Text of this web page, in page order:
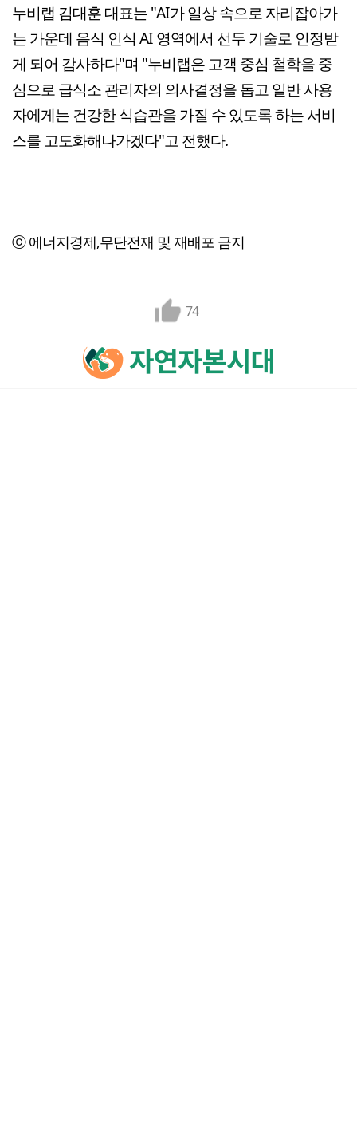
누비랩 김대훈 대표는 "AI가 일상 속으로 자리잡아가
는 가운데 음식 인식 AI 영역에서 선두 기술로 인정받
게 되어 감사하다"며 "누비랩은 고객 중심 철학을 중
심으로 급식소 관리자의 의사결정을 돕고 일반 사용
자에게는 건강한 식습관을 가질 수 있도록 하는 서비
스를 고도화해나가겠다"고 전했다.
ⓒ 에너지경제,무단전재 및 재배포 금지
74